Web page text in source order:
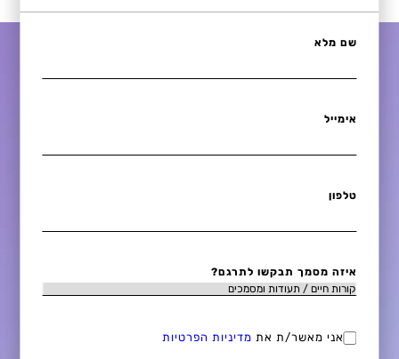
שם מלא
אימייל
טלפון
איזה מסמך תבקשו לתרגם?
אני מאשר/ת את מדיניות הפרטיות